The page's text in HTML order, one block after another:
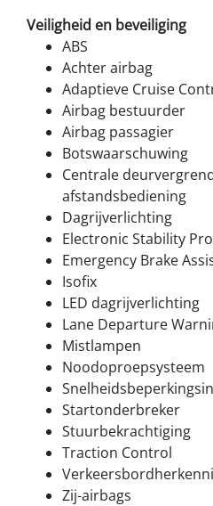
Veiligheid en beveiliging
ABS
Achter airbag
Adaptieve Cruise
Airbag bestuurder
Airbag passagier
Botswaarschuwing
Centrale
afstandsbediening
Dagrijverlichting
Electronic Stability
Emergency Brake
Isofix
LED dagrijverlichting
Lane Departure
Mistlampen
Noodoproepsysteem
Startonderbreker
Stuurbekrachtiging
Traction Control
Zij-airbags